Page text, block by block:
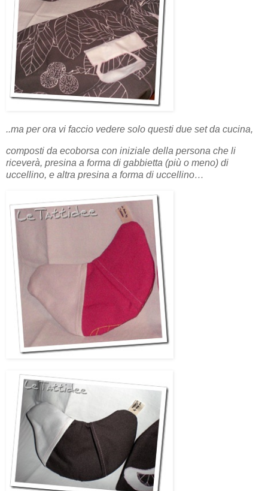
..ma per ora vi faccio vedere solo questi due set da cucina,
composti da ecoborsa con iniziale della persona che li
riceverà, presina a forma di gabbietta (più o meno) di
uccellino, e altra presina a forma di uccellino…